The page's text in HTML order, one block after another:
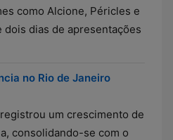
como Alcione, Péricles e
dias de apresentações
no Rio de Janeiro
um crescimento de
consolidando-se com o